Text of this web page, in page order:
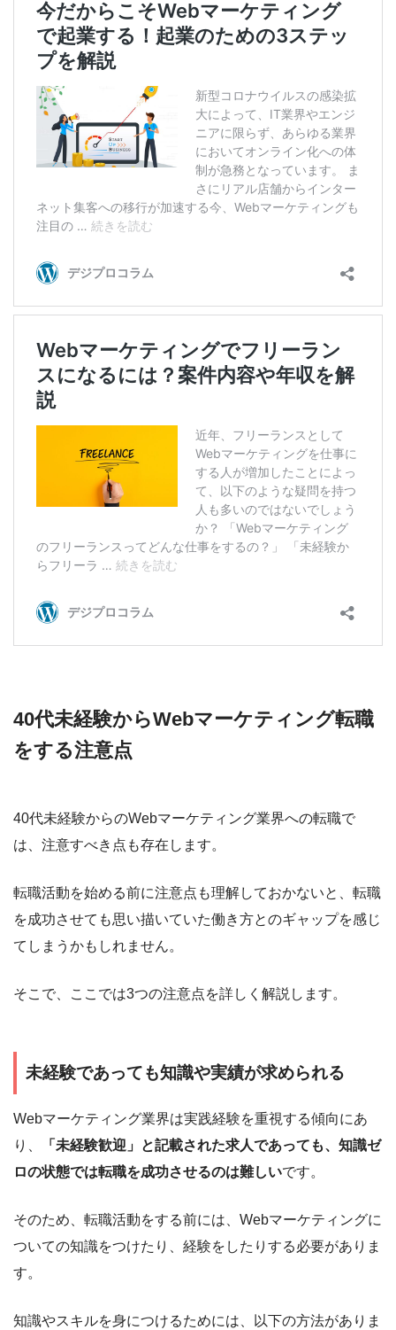
40代未経験からWebマーケティング転職
をする注意点
40代未経験からのWebマーケティング業界への転職で
は、注意すべき点も存在します。
転職活動を始める前に注意点も理解しておかないと、転職
を成功させても思い描いていた働き方とのギャップを感じ
てしまうかもしれません。
そこで、ここでは3つの注意点を詳しく解説します。
未経験であっても知識や実績が求められる
Webマーケティング業界は実践経験を重視する傾向にあ
り、
「未経験歓迎」と記載された求人であっても、知識ゼ
ロの状態では転職を成功させるのは難しいです。
そのため、転職活動をする前には、Webマーケティングに
ついての知識をつけたり、経験をしたりする必要がありま
す。
知識やスキルを身につけるためには、以下の方法がありま